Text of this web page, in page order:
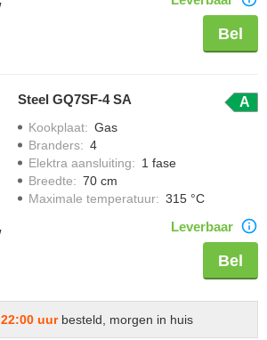
Bel
Steel GQ7SF-4 SA A
Kookplaat: Gas
Branders: 4
Elektra aansluiting: 1 fase
Breedte: 70 cm
Maximale temperatuur: 315 °C
Leverbaar
Bel
22:00 uurbesteld, morgen in huis